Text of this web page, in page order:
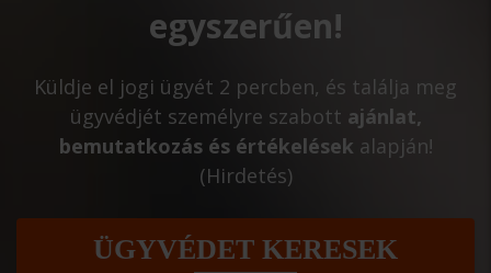
egyszerűen!
Küldje el jogi ügyét 2 percben, és találja meg
ügyvédjét személyre szabott ajánlat,
bemutatkozás és értékelések alapján!
(Hirdetés)
ÜGYVÉDET KERESEK